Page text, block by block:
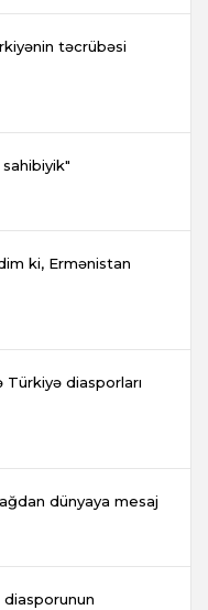
təcrübəsi
ki, Ermənistan
diasporları
dünyaya mesaj
diasporunun